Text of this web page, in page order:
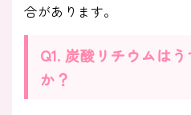
合があります。
Q1. 炭酸リチウムは
か？